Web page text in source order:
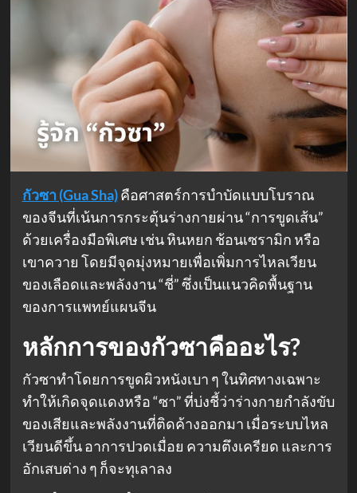
กัวซา (Gua Sha)คือศาสตร์การบำบัดแบบโบราณ
ของจีนที่เน้นการกระตุ้นร่างกายผ่าน “การขูดเส้น”
ด้วยเครื่องมือพิเศษ เช่น หินหยก ช้อนเซรามิก หรือ
เขาควาย โดยมีจุดมุ่งหมายเพื่อเพิ่มการไหลเวียน
ของเลือดและพลังงาน “ชี่” ซึ่งเป็นแนวคิดพื้นฐาน
ของการแพทย์แผนจีน
หลักการของกัวซาคืออะไร?
กัวซาทำโดยการขูดผิวหนังเบา ๆ ในทิศทางเฉพาะ
ทำให้เกิดจุดแดงหรือ “ซา” ที่บ่งชี้ว่าร่างกายกำลังขับ
ของเสียและพลังงานที่ติดค้างออกมา เมื่อระบบไหล
เวียนดีขึ้น อาการปวดเมื่อย ความตึงเครียด และการ
อักเสบต่าง ๆ ก็จะทุเลาลง